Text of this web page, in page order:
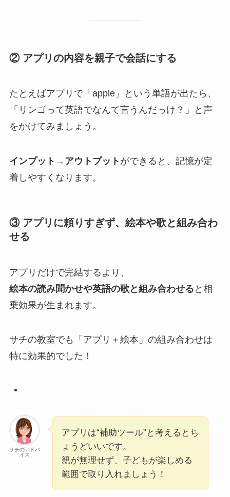
② アプリの内容を親子で会話にする
たとえばアプリで「apple」という単語が出たら、
「リンゴって英語でなんて言うんだっけ？」と声
をかけてみましょう。
インプット→アウトプット ができると、記憶が定
着しやすくなります。
③ アプリに頼りすぎず、絵本や歌と組み合わ
せる
アプリだけで完結するより、
絵本の読み聞かせや英語の歌と組み合わせる と相
乗効果が生まれます。
サチの教室でも「アプリ＋絵本」の組み合わせは
特に効果的でした！
サチのアドバ
イス
アプリは“補助ツール”と考えるとち
ょうどいいです。
親が無理せず、子どもが楽しめる
範囲で取り入れましょう！